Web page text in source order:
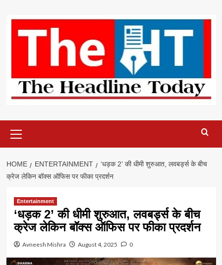
content
Menu
HOME ENTERTAINMENT
‘धड़क 2’ की धीमी शुरुआत, लवबर्ड्स के बीच
क्रेज लेकिन बॉक्स ऑफिस पर फीका प्रदर्शन
Entertainment
‘धड़क 2’ की धीमी शुरुआत, लवबर्ड्स के बीच
क्रेज लेकिन बॉक्स ऑफिस पर फीका प्रदर्शन
Avneesh Mishra August 4, 2025 0